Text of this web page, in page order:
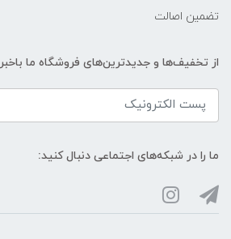
تضمین اصالت
از تخفیف‌ها و جدیدترین‌های فروشگاه ما
ما را در شبکه‌های اجتماعی دنبال کنید: